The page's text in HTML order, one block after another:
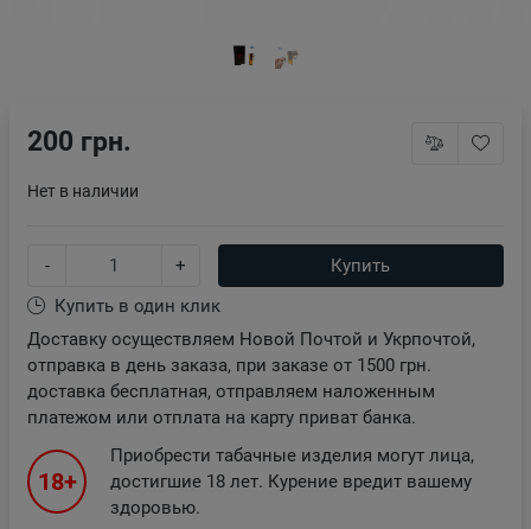
200 грн.
Нет в наличии
- +
Купить
Купить в один клик
Доставку осуществляем Новой Почтой и Укрпочтой,
отправка в день заказа, при заказе от 1500 грн.
доставка бесплатная, отправляем наложенным
платежом или отплата на карту приват банка.
18+
Приобрести табачные изделия могут лица,
достигшие 18 лет. Курение вредит вашему
здоровью.